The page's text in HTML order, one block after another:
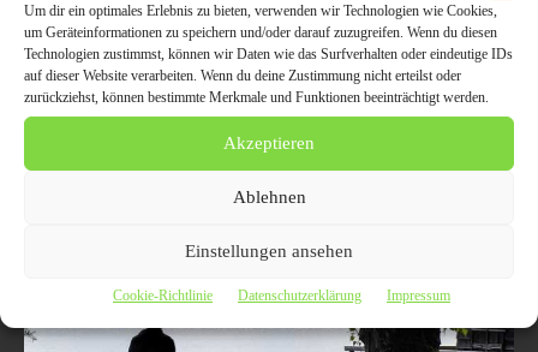
Um dir ein optimales Erlebnis zu bieten, verwenden wir Technologien wie Cookies,
um Geräteinformationen zu speichern und/oder darauf zuzugreifen. Wenn du diesen
Technologien zustimmst, können wir Daten wie das Surfverhalten oder eindeutige IDs
auf dieser Website verarbeiten. Wenn du deine Zustimmung nicht erteilst oder
zurückziehst, können bestimmte Merkmale und Funktionen beeinträchtigt werden.
Akzeptieren
Ablehnen
Einstellungen ansehen
Cookie-Richtlinie Datenschutzerklärung Impressum
Unfall mit geliehenem Auto – wer
haftet? – Aktuelle Verbraucherfrage
der ERGO Versicherung
22. August 2023
Experten der ERGO Group informieren Stefan B. aus Freising: Mein
Nachbar hat sich für einen Umzug mein Auto ausgeliehen und damit